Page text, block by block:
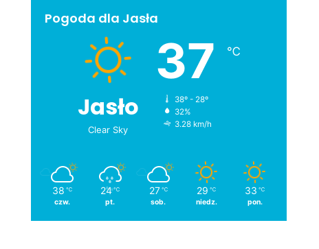
Pogoda dla Jasła
Jasło
Clear Sky
37 ℃
38º - 28º
32%
3.28 km/h
38 ℃
czw.
24 ℃
pt.
27 ℃
sob.
29 ℃
niedz.
33 ℃
pon.